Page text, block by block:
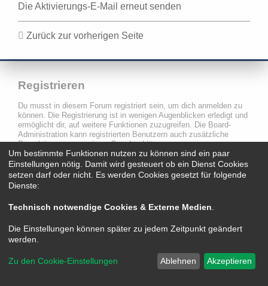
Die Aktivierungs-E-Mail erneut senden
Zurück zur vorherigen Seite
Registrieren
Du musst in diesem Forum registriert sein, um dich anmelden zu
können. Die Registrierung ist in wenigen Augenblicken erledigt und
ermöglicht dir, auf weitere Funktionen zuzugreifen. Die Board-
Administration kann registrierten Benutzern auch zusätzliche
Berechtigungen zuweisen. Beachte bitte unsere
Nutzungsbedingungen und die verwandten Regelungen, bevor du
dich registrierst. Bitte beachte auch die jeweiligen Forenregeln,
wenn du dich in diesem Board bewegst.
Nutzungsbedingungen
Registrieren
Um bestimmte Funktionen nutzen zu können sind ein paar
Einstellungen nötig. Damit wird gesteuert ob ein Dienst Cookies
setzen darf oder nicht. Es werden Cookies gesetzt für folgende
Dienste:
Technisch notwendige Cookies & Externe Medien
Die Einstellungen können später zu jedem Zeitpunkt geändert
werden.
Zu den Cookie-Einstellungen Ablehnen Akzeptieren